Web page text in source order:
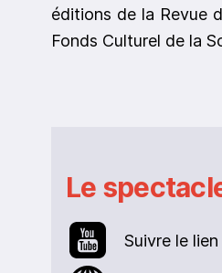
éditions de la Revue
Fonds Culturel de la
Le
Suivre le lien